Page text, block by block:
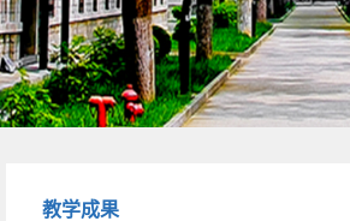
教学成果